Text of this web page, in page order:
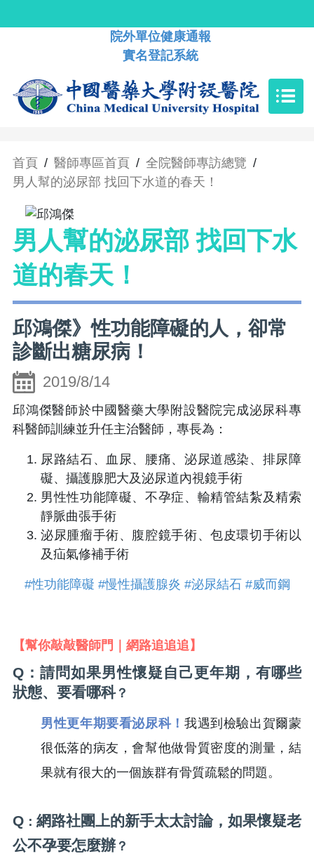
院外單位健康通報
實名登記系統
首頁 / 醫師專區首頁 / 全院醫師專訪總覽 /
男人幫的泌尿部 找回下水道的春天！
男人幫的泌尿部 找回下水
道的春天！
邱鴻傑》性功能障礙的人，卻常
診斷出糖尿病！
2019/8/14
邱鴻傑醫師於中國醫藥大學附設醫院完成泌尿科專
科醫師訓練並升任主治醫師，專長為：
尿路結石、血尿、腰痛、泌尿道感染、排尿障
礙、攝護腺肥大及泌尿道內視鏡手術
男性性功能障礙、不孕症、輸精管結紮及精索
靜脈曲張手術
泌尿腫瘤手術、腹腔鏡手術、包皮環切手術以
及疝氣修補手術
#性功能障礙 #慢性攝護腺炎 #泌尿結石 #威而鋼
【幫你敲敲醫師門｜網路追追追】
Q：請問如果男性懷疑自己更年期，有哪些
狀態、要看哪科？
男性更年期要看泌尿科！ 我遇到檢驗出賀爾蒙
很低落的病友，會幫他做骨質密度的測量，結
果就有很大的一個族群有骨質疏鬆的問題。
Q ： 網路社團上的新手太太討論，如果懷疑老
公不孕要怎麼辦 ？